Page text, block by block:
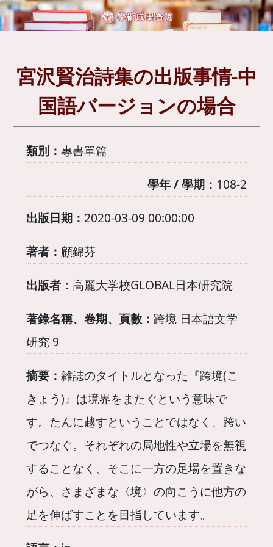
宮沢賢治詩集の出版事情-中
国語バージョンの場合
類別： 專書單篇
學年 / 學期： 108-2
出版日期： 2020-03-09 00:00:00
著者： 顧錦芬
出版者： 高麗大学校GLOBAL日本研究院
著錄名稱、卷期、頁數： 跨境 日本語文学
研究 9
摘要： 雑誌のタイトルとなった『跨境(こ
きょう)』は境界をまたぐという意味で
す。たんに越すということではなく、跨い
でつなぐ。それぞれの局地性や立場を無視
することなく、そこに一方の足場を置きな
がら、さまざまな〈境〉の向こうに他方の
足を伸ばすことを目指しています。